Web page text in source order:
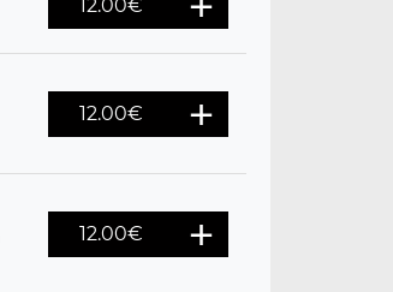
12.00€
12.00€
12.00€